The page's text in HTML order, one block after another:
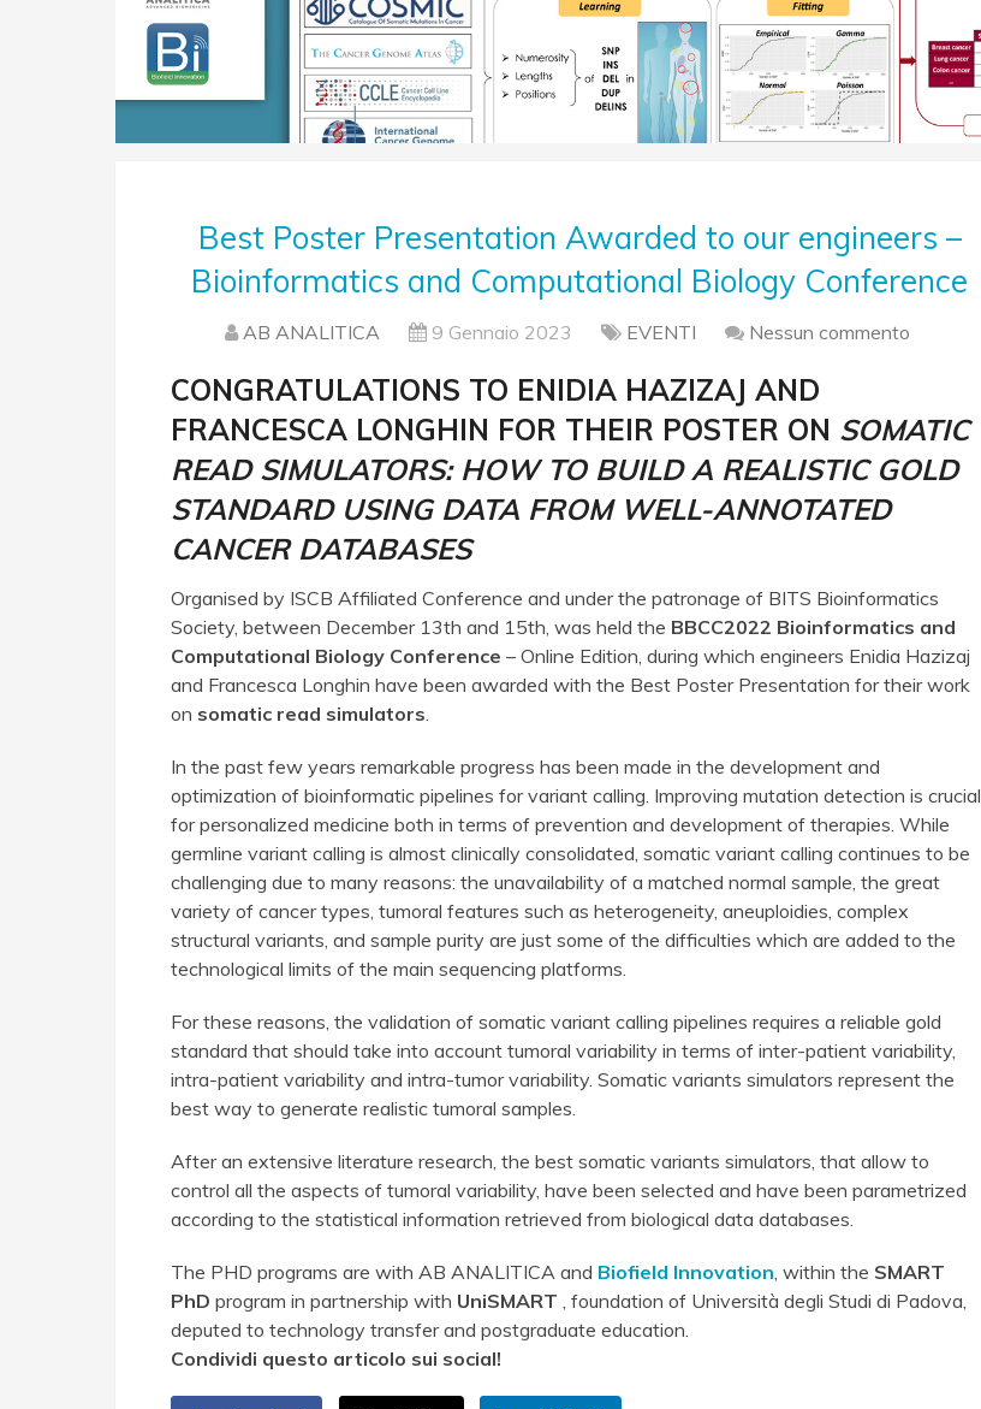
Best Poster Presentation Awarded to our engineers –
Bioinformatics and Computational Biology Conference
AB ANALITICA 9 Gennaio 2023 EVENTI Nessun commento
CONGRATULATIONS TO ENIDIA HAZIZAJ AND
FRANCESCA LONGHIN FOR THEIR POSTER ON SOMATIC
READ SIMULATORS: HOW TO BUILD A REALISTIC GOLD
STANDARD USING DATA FROM WELL-ANNOTATED
CANCER DATABASES
Organised by ISCB Affiliated Conference and under the patronage of BITS Bioinformatics
Society, between December 13th and 15th, was held the BBCC2022 Bioinformatics and
Computational Biology Conference – Online Edition, during which engineers Enidia Hazizaj
and Francesca Longhin have been awarded with the Best Poster Presentation for their work
on somatic read simulators.
In the past few years remarkable progress has been made in the development and
optimization of bioinformatic pipelines for variant calling. Improving mutation detection is crucial
for personalized medicine both in terms of prevention and development of therapies. While
germline variant calling is almost clinically consolidated, somatic variant calling continues to be
challenging due to many reasons: the unavailability of a matched normal sample, the great
variety of cancer types, tumoral features such as heterogeneity, aneuploidies, complex
structural variants, and sample purity are just some of the difficulties which are added to the
technological limits of the main sequencing platforms.
For these reasons, the validation of somatic variant calling pipelines requires a reliable gold
standard that should take into account tumoral variability in terms of inter-patient variability,
intra-patient variability and intra-tumor variability. Somatic variants simulators represent the
best way to generate realistic tumoral samples.
After an extensive literature research, the best somatic variants simulators, that allow to
control all the aspects of tumoral variability, have been selected and have been parametrized
according to the statistical information retrieved from biological data databases.
The PHD programs are with AB ANALITICA and Biofield Innovation, within the SMART
PhD program in partnership with UniSMART , foundation of Università degli Studi di Padova,
deputed to technology transfer and postgraduate education.
Condividi questo articolo sui social!